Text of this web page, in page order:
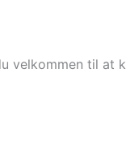
velkommen til at